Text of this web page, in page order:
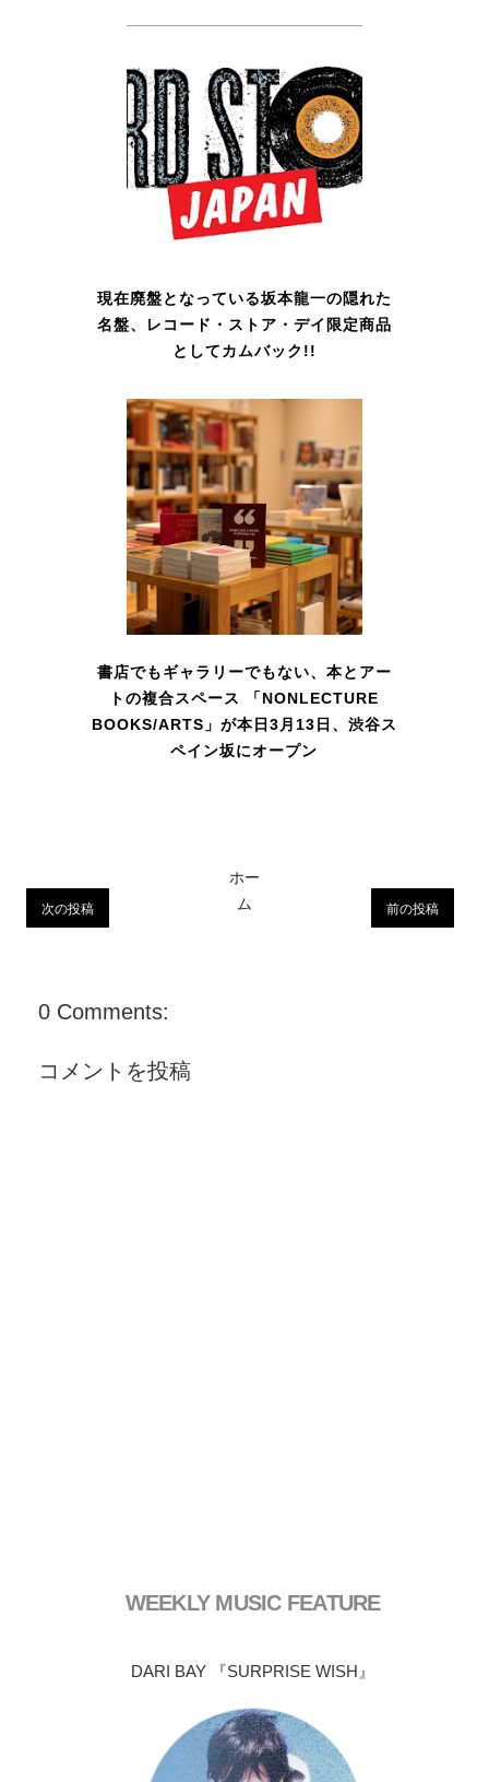
現在廃盤となっている坂本龍一の隠れた
名盤、レコード・ストア・デイ限定商品
としてカムバック!!
書店でもギャラリーでもない、本とアー
トの複合スペース 「NONLECTURE
BOOKS/ARTS」が本日3月13日、渋谷ス
ペイン坂にオープン
次の投稿 前の投稿
ホー
ム
0 Comments:
コメントを投稿
WEEKLY MUSIC FEATURE
DARI BAY 『SURPRISE WISH』